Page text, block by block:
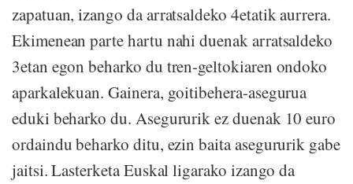
zapatuan, izango da arratsaldeko 4etatik aurrera.
Ekimenean parte hartu nahi duenak arratsaldeko
3etan egon beharko du tren-geltokiaren ondoko
aparkalekuan. Gainera, goitibehera-asegurua
eduki beharko du. Asegururik ez duenak 10 euro
ordaindu beharko ditu, ezin baita asegururik gabe
jaitsi. Lasterketa Euskal ligarako izango da